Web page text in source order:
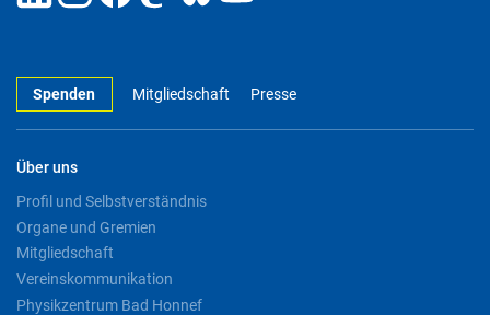
Spenden Mitgliedschaft Presse
Über uns
Profil und Selbstverständnis
Organe und Gremien
Mitgliedschaft
Vereinskommunikation
Physikzentrum Bad Honnef